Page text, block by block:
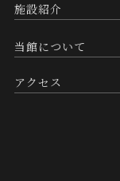
施設紹介
当館について
アクセス